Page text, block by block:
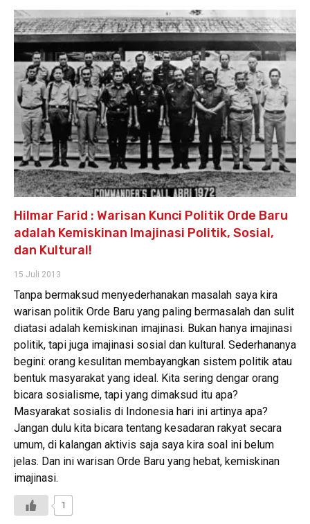
Hilmar Farid : Warisan Kunci Politik Orde Baru
adalah Kemiskinan Imajinasi Politik, Sosial,
dan Kultural!
15 Juli 2013
Tanpa bermaksud menyederhanakan masalah saya kira
warisan politik Orde Baru yang paling bermasalah dan sulit
diatasi adalah kemiskinan imajinasi. Bukan hanya imajinasi
politik, tapi juga imajinasi sosial dan kultural. Sederhananya
begini: orang kesulitan membayangkan sistem politik atau
bentuk masyarakat yang ideal. Kita sering dengar orang
bicara sosialisme, tapi yang dimaksud itu apa?
Masyarakat sosialis di Indonesia hari ini artinya apa?
Jangan dulu kita bicara tentang kesadaran rakyat secara
umum, di kalangan aktivis saja saya kira soal ini belum
jelas. Dan ini warisan Orde Baru yang hebat, kemiskinan
imajinasi.
1